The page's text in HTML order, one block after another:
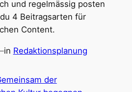
und regelmässig posten
4 Beitragsarten für
Content.
in Redaktionsplanung